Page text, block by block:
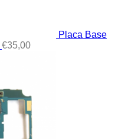
Placa Base
€35,00